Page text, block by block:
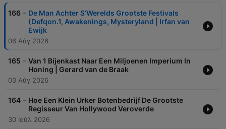
166 - De Man Achter S’Werelds Grootste Festivals
(Defqon.1, Awakenings, Mysteryland | Irfan van
Ewijk
06 Αύγ 2026
165 - Van 1 Bijenkast Naar Een Miljoenen Imperium In
Honing | Gerard van de Braak
03 Αύγ 2026
164 - Hoe Een Klein Urker Botenbedrijf De Grootste
Regisseur Van Hollywood Veroverde
30 Ιούλ 2026